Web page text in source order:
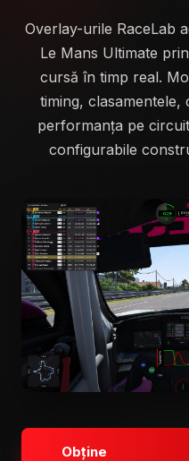
Overlay-urile RaceLab
Le Mans Ultimate
cursă în timp real.
timing,
performanța pe
configurabile
Obține